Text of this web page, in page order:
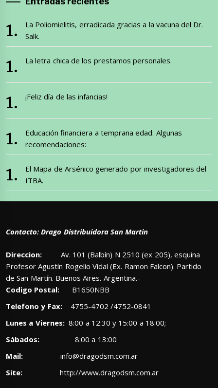
La Poliomielitis, erradicada gracias a la vacuna del Dr.
Salk.
La letra chica de los prestamos personales.
¡Feliz día de las infancias!
Educación financiera a temprana edad: Algunas
recomendaciones:
El Mapa de Arsénico generado por investigadores del
ITBA.
Contacto: Drago Distribuidora San Martin
Direccion: Av. 101 (Balbín) N 2510 (ex 205), esquina
Profesor Agustín Rogelio Vidal (Ex. Ramon Falcon). Partido
de San Martín. Buenos Aires. Argentina.-
Codigo Postal: B1650NBB
Telefono y Fax:4755-4702 /4752-0841
Lunes a Viernes:8:00 a 12:30 y 15:00 a 18:00;
Sábados: 8:00 a 13:00
Mail:
info@dragodsm.com.ar
Site:
http://www.dragodsm.com.ar